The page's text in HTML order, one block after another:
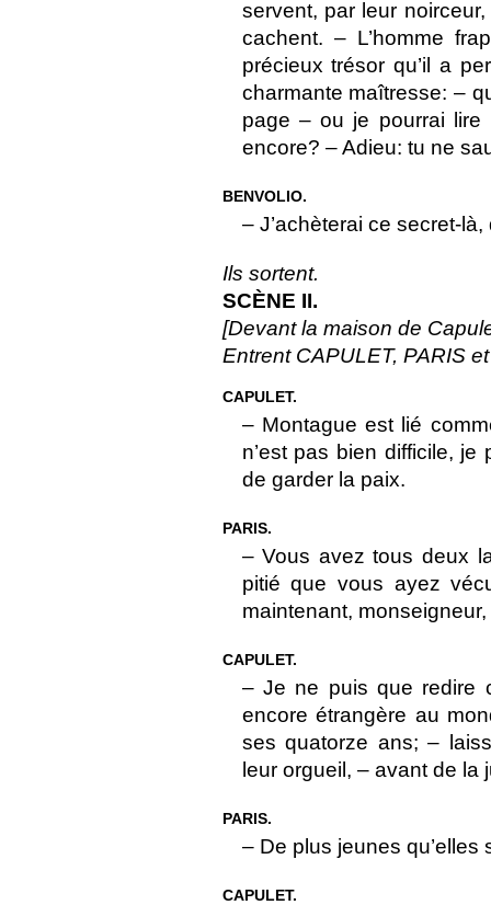
servent, par leur
cachent. – L’homme
précieux trésor qu’il a
charmante maîtresse: –
page – ou je pourrai lire
encore? – Adieu: tu ne
BENVOLIO.
– J’achèterai ce secret-
Ils sortent.
SCÈNE II.
[Devant la maison de
Entrent CAPULET, PARIS
CAPULET.
– Montague est lié
n’est pas bien difficile,
de garder la paix.
PARIS.
– Vous avez tous deux
pitié que vous ayez
maintenant,
CAPULET.
– Je ne puis que redire
encore étrangère au
ses quatorze ans; –
leur orgueil, – avant de la
PARIS.
– De plus jeunes qu’elles
CAPULET.